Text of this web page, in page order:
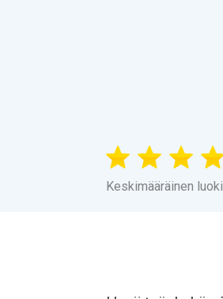
Keskimääräinen